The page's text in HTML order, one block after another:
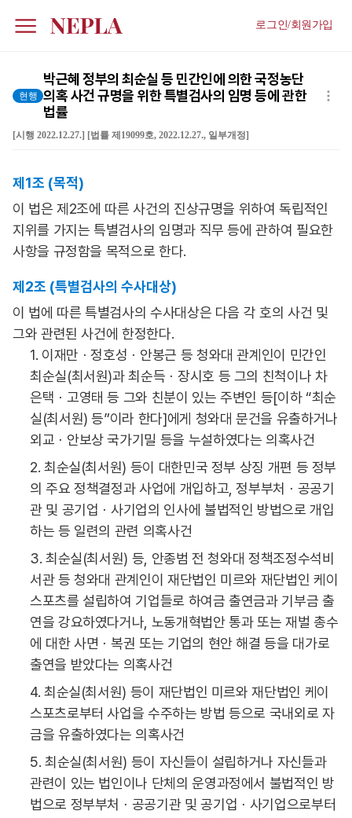
로그인/회원가입
현행
박근혜 정부의 최순실 등 민간인에 의한 국정농단
의혹 사건 규명을 위한 특별검사의 임명 등에 관한
법률
[시행 2022.12.27.] [법률 제19099호, 2022.12.27., 일부개정]
법무부(법무심의관실), 02-2110-3164
제1조 (목적)
이 법은 제2조에 따른 사건의 진상규명을 위하여 독립적인
지위를 가지는 특별검사의 임명과 직무 등에 관하여 필요한
사항을 규정함을 목적으로 한다.
제2조 (특별검사의 수사대상)
이 법에 따른 특별검사의 수사대상은 다음 각 호의 사건 및
그와 관련된 사건에 한정한다.
1. 이재만ㆍ정호성ㆍ안봉근 등 청와대 관계인이 민간인
최순실(최서원)과 최순득ㆍ장시호 등 그의 친척이나 차
은택ㆍ고영태 등 그와 친분이 있는 주변인 등[이하 “최순
실(최서원) 등”이라 한다]에게 청와대 문건을 유출하거나
외교ㆍ안보상 국가기밀 등을 누설하였다는 의혹사건
2. 최순실(최서원) 등이 대한민국 정부 상징 개편 등 정부
의 주요 정책결정과 사업에 개입하고, 정부부처ㆍ공공기
관 및 공기업ㆍ사기업의 인사에 불법적인 방법으로 개입
하는 등 일련의 관련 의혹사건
3. 최순실(최서원) 등, 안종범 전 청와대 정책조정수석비
서관 등 청와대 관계인이 재단법인 미르와 재단법인 케이
스포츠를 설립하여 기업들로 하여금 출연금과 기부금 출
연을 강요하였다거나, 노동개혁법안 통과 또는 재벌 총수
에 대한 사면ㆍ복권 또는 기업의 현안 해결 등을 대가로
출연을 받았다는 의혹사건
4. 최순실(최서원) 등이 재단법인 미르와 재단법인 케이
스포츠로부터 사업을 수주하는 방법 등으로 국내외로 자
금을 유출하였다는 의혹사건
5. 최순실(최서원) 등이 자신들이 설립하거나 자신들과
관련이 있는 법인이나 단체의 운영과정에서 불법적인 방
법으로 정부부처ㆍ공공기관 및 공기업ㆍ사기업으로부터